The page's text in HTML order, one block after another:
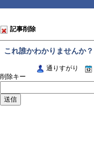
記事削除
これ誰かわかりませんか？
通りすがり
削除キー